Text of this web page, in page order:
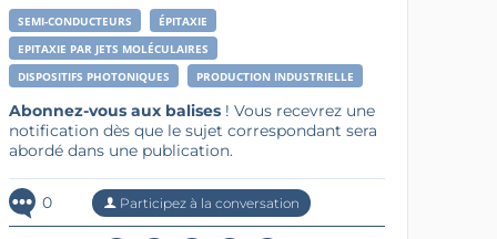
SEMI-CONDUCTEURS
ÉPITAXIE
EPITAXIE PAR JETS MOLÉCULAIRES
DISPOSITIFS PHOTONIQUES
PRODUCTION INDUSTRIELLE
Abonnez-vous aux balises! Vous recevrez une
notification dès que le sujet correspondant sera
abordé dans une publication.
0 Participez à la conversation